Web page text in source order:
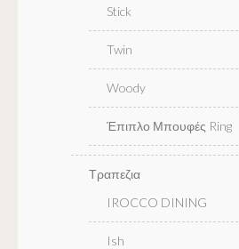
Stick
Twin
Woody
Έπιπλο Μπουφές Ring
Τραπεζια
IROCCO DINING
Ish